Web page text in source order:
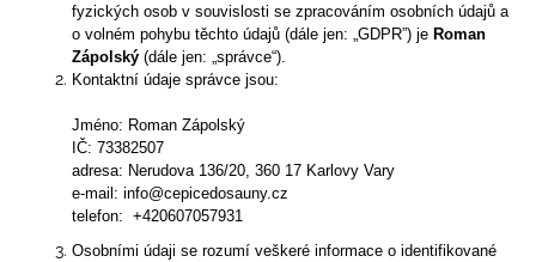
fyzických osob v souvislosti se zpracováním osobních údajů a
o volném pohybu těchto údajů (dále jen: „GDPR”) je Roman
Zápolský (dále jen: „správce“).
Kontaktní údaje správce jsou:
Jméno: Roman Zápolský
IČ: 73382507
adresa: Nerudova 136/20, 360 17 Karlovy Vary
e-mail: info@cepicedosauny.cz
telefon: +420607057931
Osobními údaji se rozumí veškeré informace o identifikované